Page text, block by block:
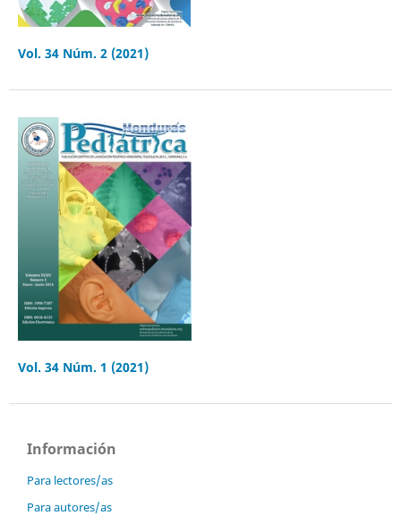
Vol. 34 Núm. 2 (2021)
Vol. 34 Núm. 1 (2021)
Información
Para lectores/as
Para autores/as